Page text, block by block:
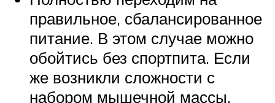
правильное, сбалансированное
питание. В этом случае можно
обойтись без спортпита. Если
же возникли сложности с
набором мышечной массы,